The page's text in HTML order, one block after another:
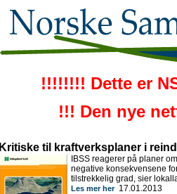
!!!!!!!! Dette er
!!! Den nye
Kritiske til kraftverksplaner i
IBSS reagerer på planer
negative konsekvensene
tilstrekkelig grad, sier
Les mer her17.01.2013